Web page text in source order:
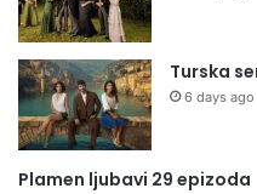
Turska
6 days ago
Plamen ljubavi 29 epizoda